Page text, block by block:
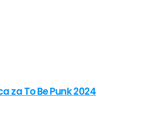
za To Be Punk 2024